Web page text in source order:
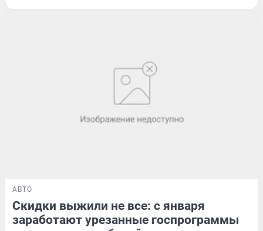
АВТО
Скидки выжили не все: с января
заработают урезанные госпрограммы